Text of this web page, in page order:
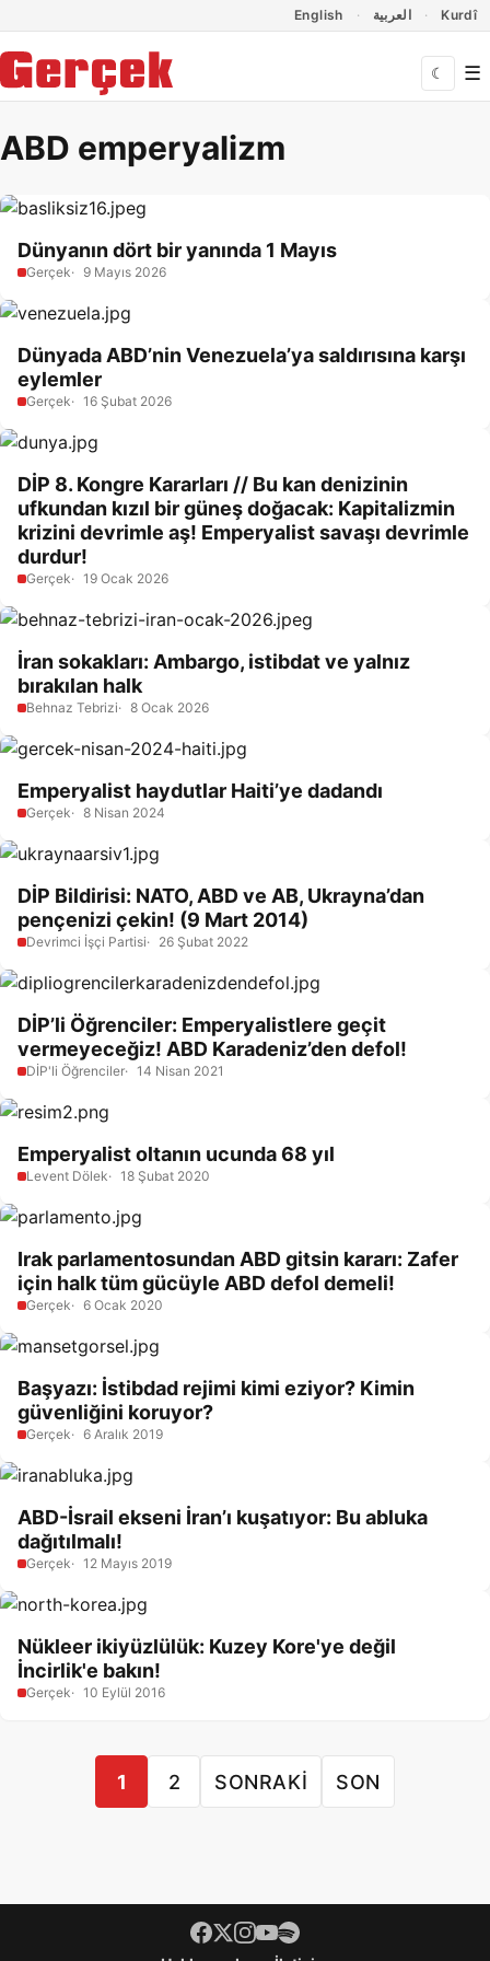
English العربية Kurdî
☾ ☰
ABD emperyalizm
Dünyanın dört bir yanında 1 Mayıs
Gerçek 9 Mayıs 2026
Dünyada ABD’nin Venezuela’ya saldırısına karşı
eylemler
Gerçek 16 Şubat 2026
DİP 8. Kongre Kararları // Bu kan denizinin
ufkundan kızıl bir güneş doğacak: Kapitalizmin
krizini devrimle aş! Emperyalist savaşı devrimle
durdur!
Gerçek 19 Ocak 2026
İran sokakları: Ambargo, istibdat ve yalnız
bırakılan halk
Behnaz Tebrizi 8 Ocak 2026
Emperyalist haydutlar Haiti’ye dadandı
Gerçek 8 Nisan 2024
DİP Bildirisi: NATO, ABD ve AB, Ukrayna’dan
pençenizi çekin! (9 Mart 2014)
Devrimci İşçi Partisi 26 Şubat 2022
DİP’li Öğrenciler: Emperyalistlere geçit
vermeyeceğiz! ABD Karadeniz’den defol!
DİP'li Öğrenciler 14 Nisan 2021
Emperyalist oltanın ucunda 68 yıl
Levent Dölek 18 Şubat 2020
Irak parlamentosundan ABD gitsin kararı: Zafer
için halk tüm gücüyle ABD defol demeli!
Gerçek 6 Ocak 2020
Başyazı: İstibdad rejimi kimi eziyor? Kimin
güvenliğini koruyor?
Gerçek 6 Aralık 2019
ABD-İsrail ekseni İran’ı kuşatıyor: Bu abluka
dağıtılmalı!
Gerçek 12 Mayıs 2019
Nükleer ikiyüzlülük: Kuzey Kore'ye değil
İncirlik'e bakın!
Gerçek 10 Eylül 2016
1 2 SONRAKI SON